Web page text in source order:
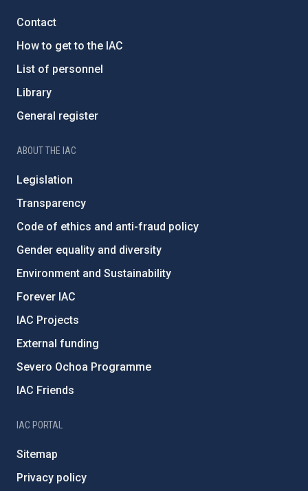
Contact
How to get to the IAC
List of personnel
Library
General register
ABOUT THE IAC
Legislation
Transparency
Code of ethics and anti-fraud policy
Gender equality and diversity
Environment and Sustainability
Forever IAC
IAC Projects
External funding
Severo Ochoa Programme
IAC Friends
IAC PORTAL
Sitemap
Privacy policy